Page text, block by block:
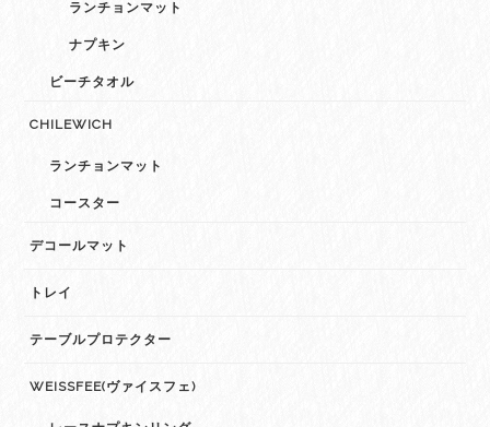
ランチョンマット
ナプキン
ビーチタオル
CHILEWICH
ランチョンマット
コースター
デコールマット
トレイ
テーブルプロテクター
WEISSFEE(ヴァイスフェ)